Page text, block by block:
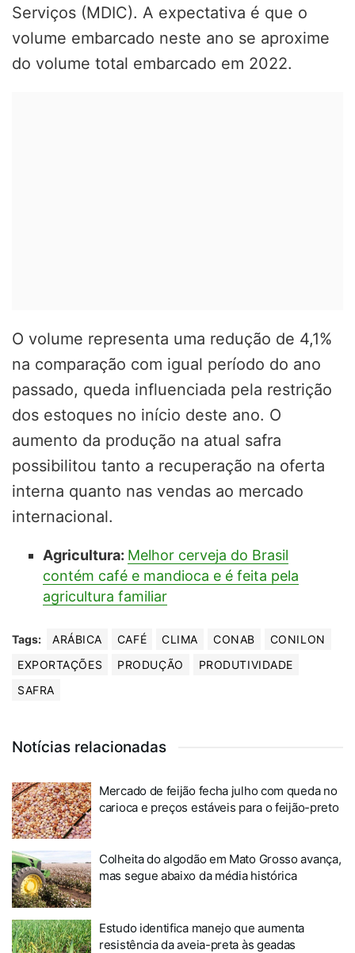
Serviços (MDIC). A expectativa é que o
volume embarcado neste ano se aproxime
do volume total embarcado em 2022.
O volume representa uma redução de 4,1%
na comparação com igual período do ano
passado, queda influenciada pela restrição
dos estoques no início deste ano. O
aumento da produção na atual safra
possibilitou tanto a recuperação na oferta
interna quanto nas vendas ao mercado
internacional.
Agricultura: Melhor cerveja do Brasil
contém café e mandioca e é feita pela
agricultura familiar
Tags: ARÁBICA CAFÉ CLIMA CONAB
CONILON
EXPORTAÇÕES
PRODUÇÃO
PRODUTIVIDADE
SAFRA
Notícias relacionadas
Mercado de feijão fecha julho com queda no
carioca e preços estáveis para o feijão-preto
Colheita do algodão em Mato Grosso avança,
mas segue abaixo da média histórica
Estudo identifica manejo que aumenta
resistência da aveia-preta às geadas